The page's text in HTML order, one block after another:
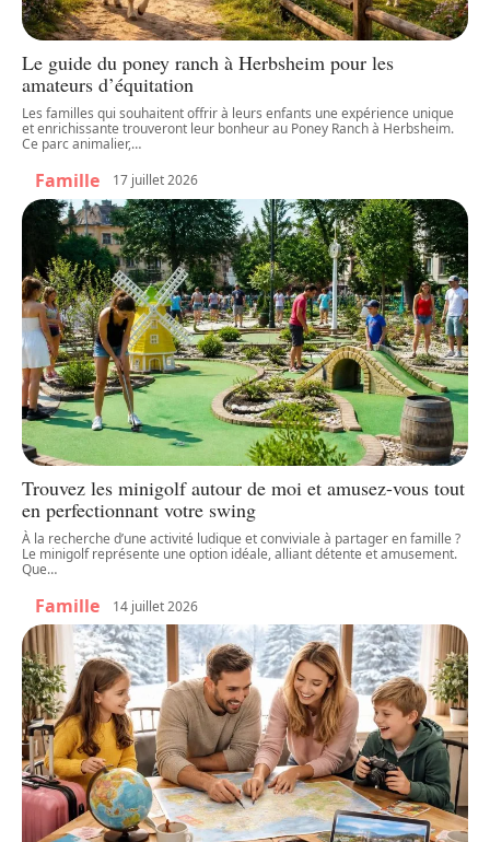
Le guide du poney ranch à Herbsheim pour les
amateurs d’équitation
Les familles qui souhaitent offrir à leurs enfants une expérience unique
et enrichissante trouveront leur bonheur au Poney Ranch à Herbsheim.
Ce parc animalier,…
Famille 17 juillet 2026
Trouvez les minigolf autour de moi et amusez-vous tout
en perfectionnant votre swing
À la recherche d’une activité ludique et conviviale à partager en famille ?
Le minigolf représente une option idéale, alliant détente et amusement.
Que…
Famille 14 juillet 2026